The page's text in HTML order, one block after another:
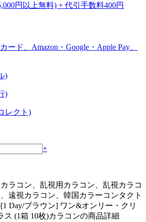
円以上無料) + 代引手数料400円
ード、Amazon・Google・Apple Pay、
)
)
レクト)
+
ラコン、乱視用カラコン、乱視カラコ
遠視カラコン、韓国カラーコンタクト
Day/ブラウン] ワン&オンリー・クリ
ス (1箱 10枚)カラコンの商品詳細